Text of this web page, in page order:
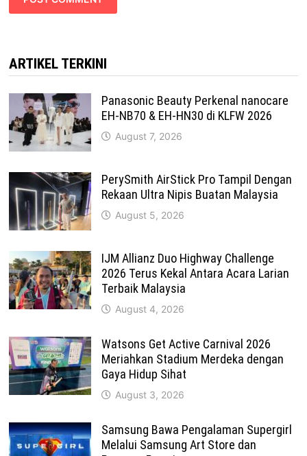
ARTIKEL TERKINI
Panasonic Beauty Perkenal nanocare
EH-NB70 & EH-HN30 di KLFW 2026
August 7, 2026
PerySmith AirStick Pro Tampil Dengan
Rekaan Ultra Nipis Buatan Malaysia
August 5, 2026
IJM Allianz Duo Highway Challenge
2026 Terus Kekal Antara Acara Larian
Terbaik Malaysia
August 4, 2026
Watsons Get Active Carnival 2026
Meriahkan Stadium Merdeka dengan
Gaya Hidup Sihat
August 3, 2026
Samsung Bawa Pengalaman Supergirl
Melalui Samsung Art Store dan